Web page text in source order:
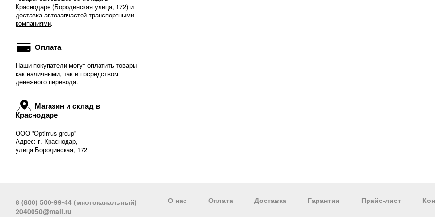
Краснодаре (Бородинская улица, 172) и
доставка автозапчастей транспортными
компаниями.
Оплата
Наши покупатели могут оплатить товары
как наличными, так и посредством
денежного перевода.
Магазин и склад в
Краснодаре
ООО "Optimus-group"
Адрес: г. Краснодар,
улица Бородинская, 172
8 (800) 500-99-44 (многоканальный)
2040050@mail.ru
О нас Оплата Доставка Гарантии Прайс-лист